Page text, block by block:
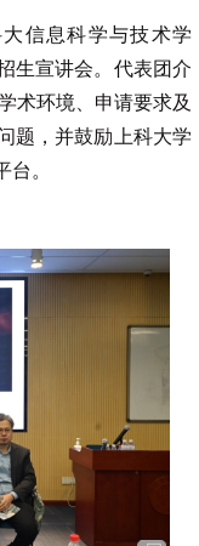
信息科学与技术学
生宣讲会。代表团介
术环境、申请要求及
题，并鼓励上科大学
。